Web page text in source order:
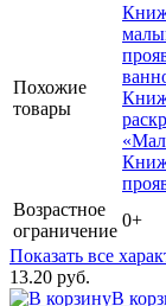
Похожие
товары
Возрастное
ограничение
0+
Показать все
13.20 руб.
В